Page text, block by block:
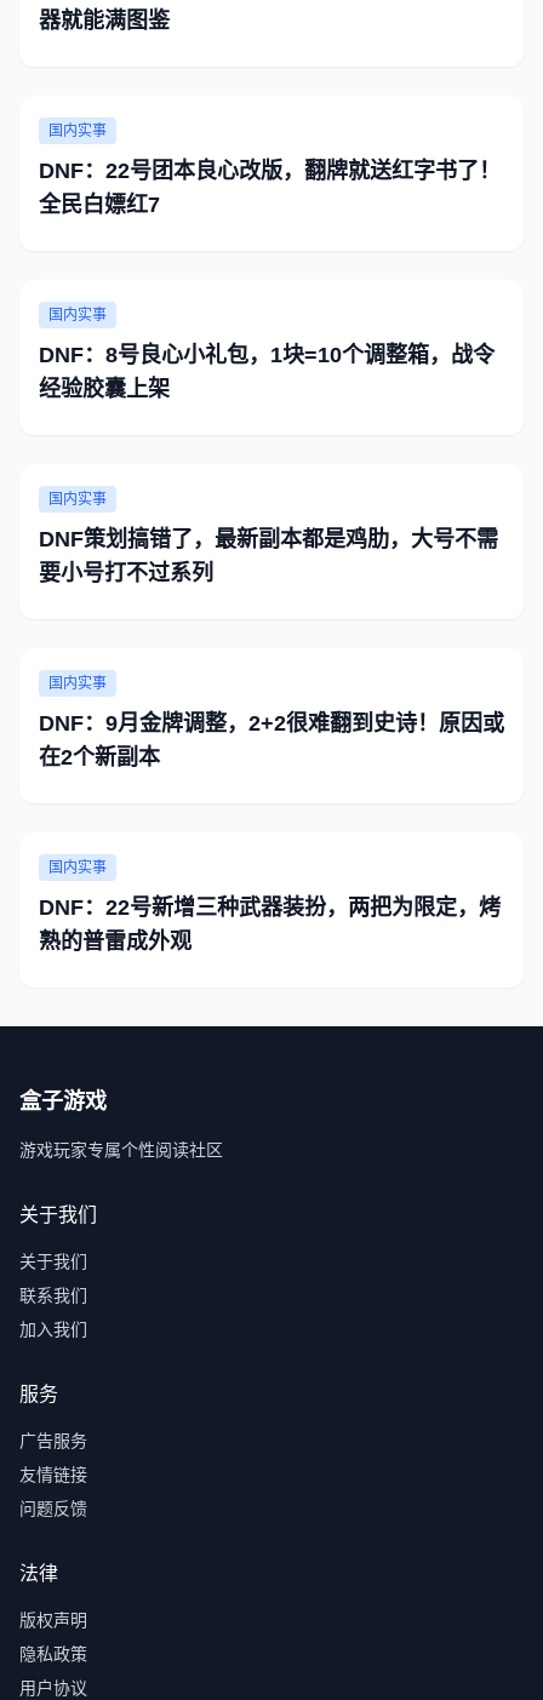
器就能满图鉴
国内实事
DNF：22号团本良心改版，翻牌就送红字书了！
全民白嫖红7
国内实事
DNF：8号良心小礼包，1块=10个调整箱，战令
经验胶囊上架
国内实事
DNF策划搞错了，最新副本都是鸡肋，大号不需
要小号打不过系列
国内实事
DNF：9月金牌调整，2+2很难翻到史诗！原因或
在2个新副本
国内实事
DNF：22号新增三种武器装扮，两把为限定，烤
熟的普雷成外观
盒子游戏
游戏玩家专属个性阅读社区
关于我们
关于我们
联系我们
加入我们
服务
广告服务
友情链接
问题反馈
法律
版权声明
隐私政策
用户协议